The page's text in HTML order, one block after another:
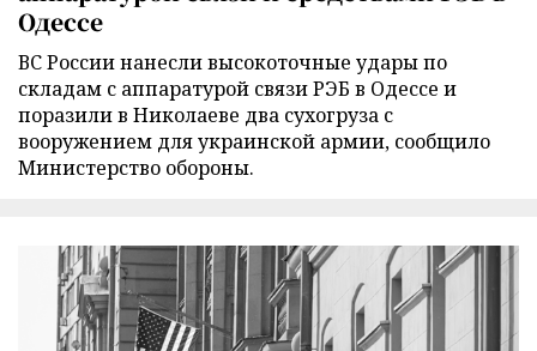
Одессе
ВС России нанесли высокоточные удары по
складам с аппаратурой связи РЭБ в Одессе и
поразили в Николаеве два сухогруза с
вооружением для украинской армии, сообщило
Министерство обороны.